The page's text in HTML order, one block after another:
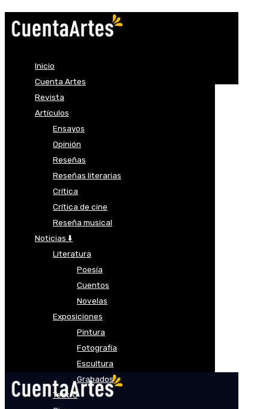
Inicio
Cuenta Artes
Revista
Artículos
Ensayos
Opinión
Reseñas
Reseñas literarias
Crítica
Crítica de cine
Reseña musical
Noticias ⬇️
Literatura
Poesía
Cuentos
Novelas
Exposiciones
Pintura
Fotografía
Escultura
Grabados
Teatro